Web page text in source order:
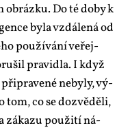
ob­ráz­ku. Do té do­by k
by­la vzdá­le­ná od
po­u­ží­vá­ní ve­řej­
pra­vi­dla. I když
při­pra­ve­né ne­by­ly, vý­
tom, co se do­zvě­dě­li,
zá­ka­zu po­u­ži­tí ná­